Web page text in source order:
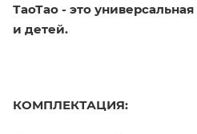
ТаоТао - это
и детей.
КОМПЛЕКТАЦИЯ: